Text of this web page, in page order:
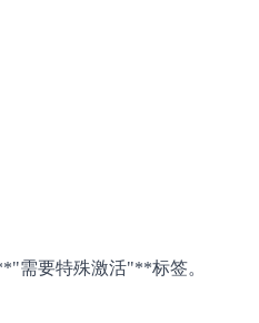
需要特殊激活"**标签。